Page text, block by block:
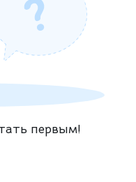
первым!